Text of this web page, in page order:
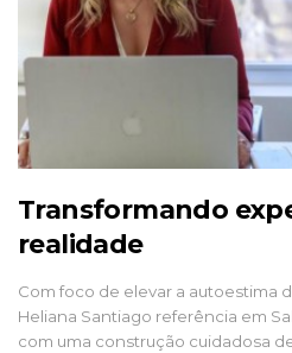
Transformando
realidade
Com foco de elevar a autoestima
Heliana Santiago referência em
com uma construção cuidadosa